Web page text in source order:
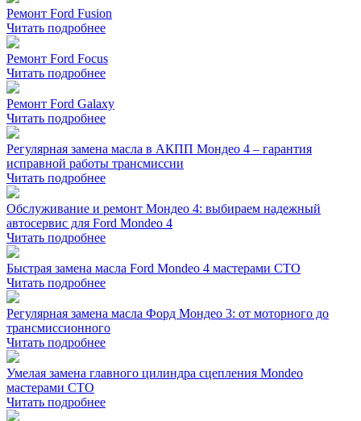
Ремонт Ford Fusion
Читать подробнее
Ремонт Ford Focus
Читать подробнее
Ремонт Ford Galaxy
Читать подробнее
Регулярная замена масла в АКПП Мондео 4 – гарантия
исправной работы трансмиссии
Читать подробнее
Обслуживание и ремонт Мондео 4: выбираем надежный
автосервис для Ford Mondeo 4
Читать подробнее
Быстрая замена масла Ford Mondeo 4 мастерами СТО
Читать подробнее
Регулярная замена масла Форд Мондео 3: от моторного до
трансмиссионного
Читать подробнее
Умелая замена главного цилиндра сцепления Mondeo
мастерами СТО
Читать подробнее